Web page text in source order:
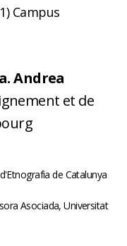
Campus
Andrea
et de
de Catalunya
Asociada, Universitat